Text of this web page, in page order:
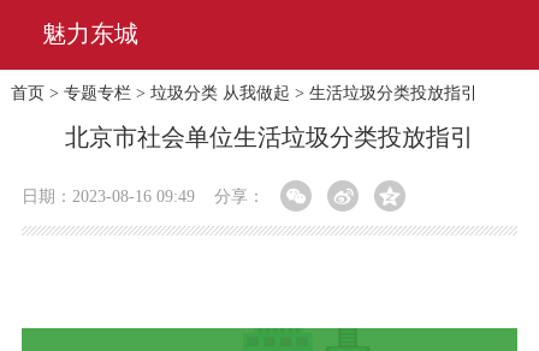
魅力东城
首页 > 专题专栏> 垃圾分类 从我做起 > 生活垃圾分类投放指引
北京市社会单位生活垃圾分类投放指引
日期：2023-08-16 09:49 分享：